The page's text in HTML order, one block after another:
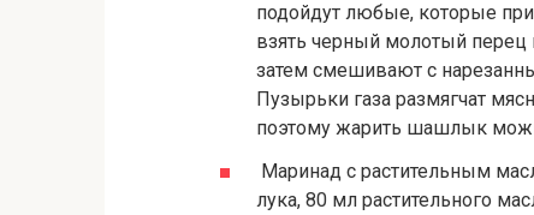
подойдут любые, которые
взять черный молотый перец
затем смешивают с
Пузырьки газа размягчат
поэтому жарить шашлык
Маринад с растительным
лука, 80 мл растительного